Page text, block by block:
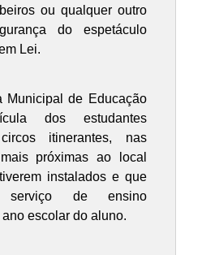
ou qualquer outro
do espetáculo
Lei.
Municipal de Educação
dos estudantes
itinerantes, nas
próximas ao local
instalados e que
serviço de ensino
escolar do aluno.